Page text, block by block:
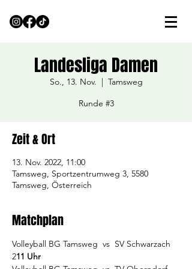
Landesliga Damen
So., 13. Nov.
  |
Tamsweg
Runde #3
Zeit & Ort
13. Nov. 2022, 11:00
Tamsweg, Sportzentrumweg 3, 5580
Tamsweg, Österreich
Matchplan
Volleyball BG Tamsweg  vs  SV Schwarzach
211 Uhr